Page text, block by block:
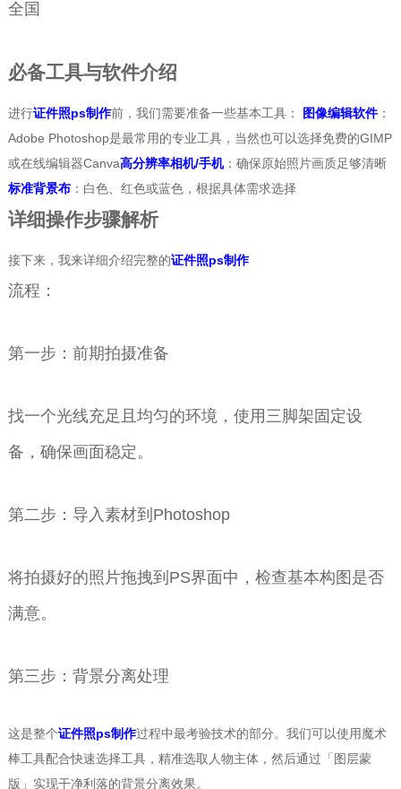
全国
必备工具与软件介绍
进行证件照ps制作前，我们需要准备一些基本工具： 图像编辑软件：
Adobe Photoshop是最常用的专业工具，当然也可以选择免费的GIMP
或在线编辑器Canva高分辨率相机/手机：确保原始照片画质足够清晰
标准背景布：白色、红色或蓝色，根据具体需求选择
详细操作步骤解析
接下来，我来详细介绍完整的证件照ps制作
流程：
第一步：前期拍摄准备
找一个光线充足且均匀的环境，使用三脚架固定设
备，确保画面稳定。
第二步：导入素材到Photoshop
将拍摄好的照片拖拽到PS界面中，检查基本构图是否
满意。
第三步：背景分离处理
这是整个证件照ps制作过程中最考验技术的部分。我们可以使用魔术
棒工具配合快速选择工具，精准选取人物主体，然后通过「图层蒙
版」实现干净利落的背景分离效果。